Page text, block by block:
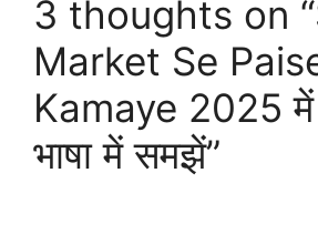
3 thoughts on
Market Se
Kamaye 2025
भाषा में समझें”